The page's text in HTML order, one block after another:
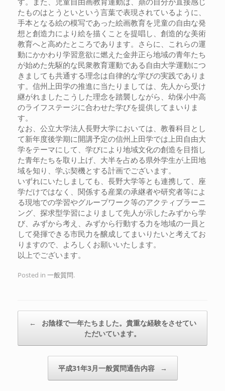
たものはとうといという言葉で表現されているように、
手本となる絵の模写であった絵画教育を児童の自由な発
想と創造力により絵を描くことを提唱し、創造的な美術
教育へと高めたところであります。さらに、これらの運
動にかかわり学習意欲に燃えた金井正ら地域の青年たち
が始めた先駆的な民衆教育運動である自由大学運動につ
きましても共通する理念は自律的な学びの実践でありま
す。信州上田学の推進に当たりましては、先人から受け
継がれましたこうした理念を踏襲しながら、幼保小中高
のライフステージに合わせた学びを提供してまいりま
す。
なお、公立大学法人長野大学においては、教養科目とし
て新年度後学期に開講予定の信州上田学では上田自由大
学をテーマにして、学びにより地域文化の創造を目指し
た青年たちを取り上げ、大半を占める県外学生が上田地
域を知り、学ぶ契機とする計画でございます。
いずれにいたしましても、長野大学等とも連携して、座
学だけではなく、関係する産業の承継者や研究者等によ
る現地での学習やグループワーク等のアクティブラーニ
ング、探求型学習によりまして先人が示したみずから学
び、みずから考え、みずから行動する力を地域の一員と
して発揮できる市民力を醸成してまいりたいと考えてお
りますので、よろしくお願いいたします。
以上でございます。
Posted in 一般質問.
Post navigation
←
お陰様で一年たちました。貴重な経験をさせてい
ただいています。
平成31年3月一般質問通告内容 →